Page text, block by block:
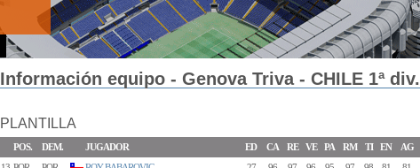
Información equipo - Genova Triva - CHILE 1ª div.
PLANTILLA
POS. DEM. JUGADOR ED CA RE VE PA RM TI EN AG